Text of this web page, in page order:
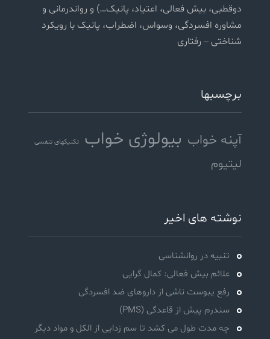
دوقطبی، بیش فعالی، اعتیاد، پانیک…) و رواندرمانی و
مشاوره افسردگی، وسواس، اضطراب، پانیک با رویکرد
شناختی – رفتاری
برچسبها
آپنه خواب بیولوژی خواب تکنیکهای تنفسی
لیتیوم
نوشته های اخیر
تنبیه در روانشناسی
علائم بیش فعالی: کمال گرایی
رفع یبوست ناشی از داروهای ضد افسردگی
سندرم پیش از قاعدگی (PMS)
چه مدت طول می کشد تا سم زدایی از الکل و مواد دیگر